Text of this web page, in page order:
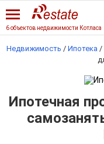
6 объектов недвижимости Котласа
Недвижимость / Ипотека /
Ипотечная